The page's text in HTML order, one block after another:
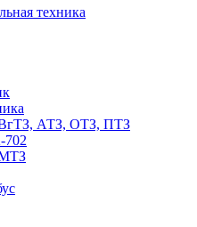
техника
ВгТЗ, АТЗ, ОТЗ, ПТЗ
702
МТЗ